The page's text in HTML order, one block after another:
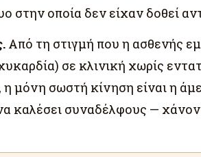
στην οποία δεν είχαν δοθεί
Από τη στιγμή που η ασθενής
σε κλινική χωρίς
μόνη σωστή κίνηση είναι η
καλέσει συναδέλφους —